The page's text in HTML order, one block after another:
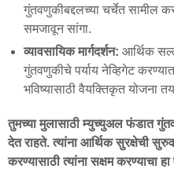
गुंतवणुकीबद्दलच्या चर्चेत सामील
समजावून सांगा.
व्यावसायिक मार्गदर्शन: आर्थिक
गुंतवणुकीचे पर्याय नेव्हिगेट
भविष्यासाठी वैयक्तिकृत योजना
तुमच्या मुलासाठी म्युच्युअल फंडात
देत राहते. त्यांना आर्थिक सुरक्षेची
करण्यासाठी त्यांना सक्षम करण्याचा